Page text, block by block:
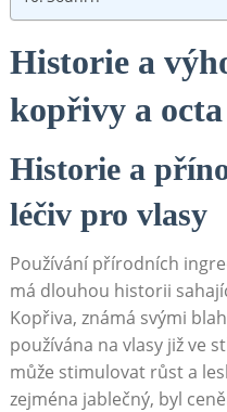
Historie a‍
kopřivy a‍
Historie ⁢a
léčiv pro vlasy
Používání přírodních
má ⁢dlouhou historii
Kopřiva,⁤ známá svými
používána na vlasy ‌již ve
může stimulovat‍ růst⁣ a
zejména jablečný, byl